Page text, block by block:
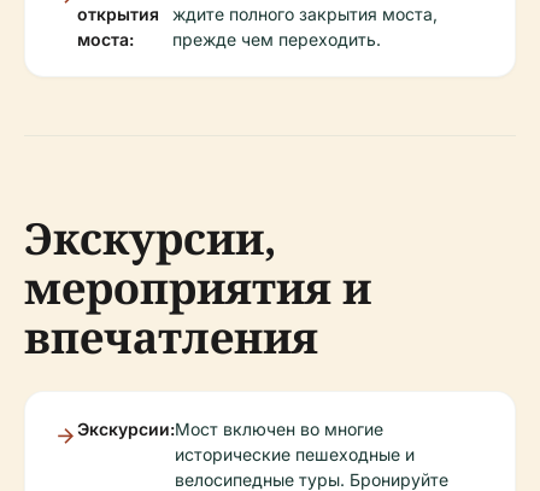
открытия
моста:
ждите полного закрытия моста,
прежде чем переходить.
Экскурсии,
мероприятия и
впечатления
Экскурсии:Мост включен во многие
исторические пешеходные и
велосипедные туры. Бронируйте